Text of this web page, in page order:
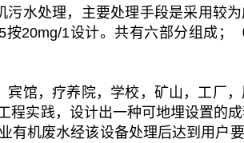
污水处理，主要处理手段是采用
20mg/1设计。共有六部分组成
馆，疗养院，学校，矿山，工厂
程实践，设计出一种可地埋设置的
机废水经该设备处理后达到用户